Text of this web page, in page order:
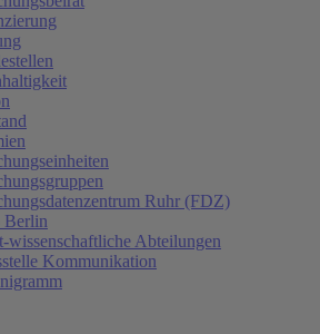
Ruhr (FDZ)
Berlin
wissenschaftliche Abteilungen
Kommunikation